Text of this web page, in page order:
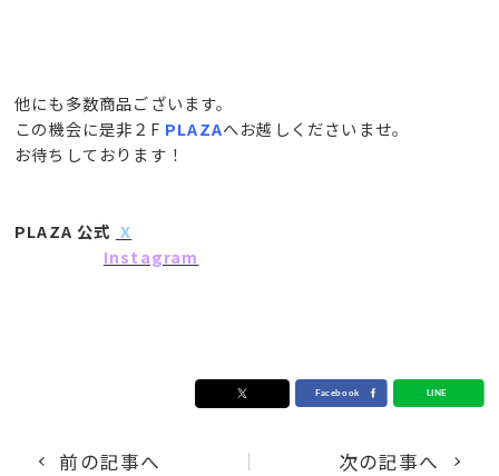
他にも多数商品ございます。
この機会に是非２F PLAZAへお越しくださいませ。
お待ちしております！
PLAZA 公式 X
Instagram
前の記事へ 次の記事へ